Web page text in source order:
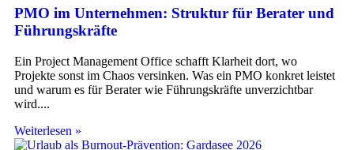
PMO im Unternehmen: Struktur für Berater und
Führungskräfte
Ein Project Management Office schafft Klarheit dort, wo
Projekte sonst im Chaos versinken. Was ein PMO konkret leistet
und warum es für Berater wie Führungskräfte unverzichtbar
wird.
Weiterlesen »